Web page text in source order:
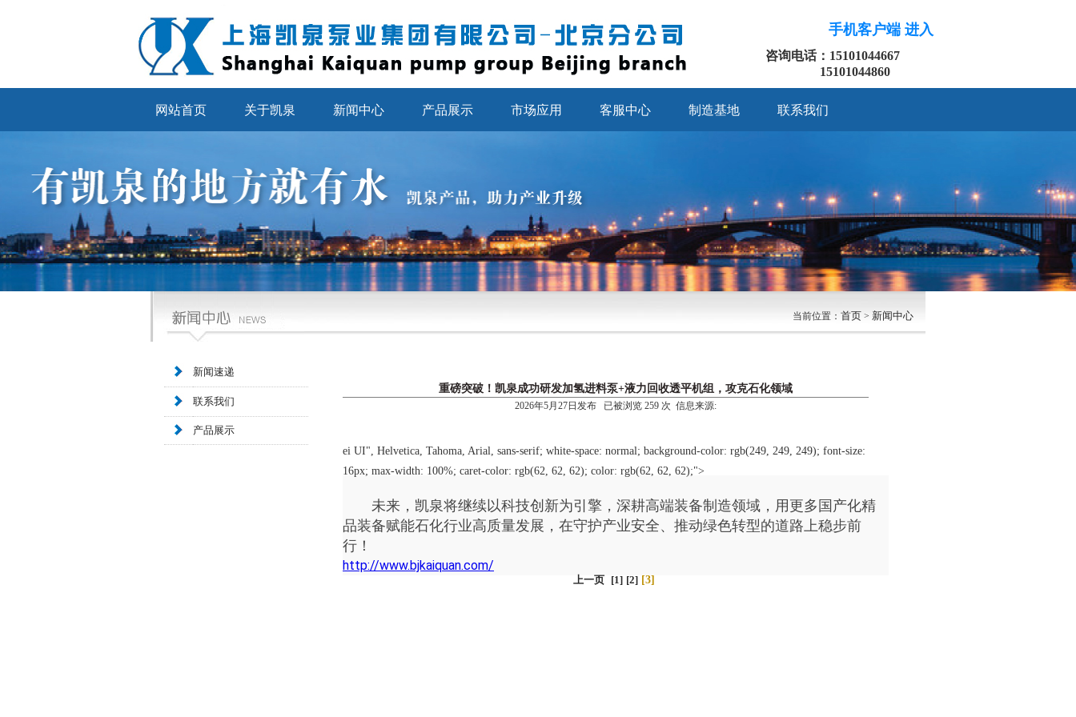
手机客户端 进入
咨询电话：15101044667
15101044860
网站首页 关于凯泉 新闻中心 产品展示 市场应用 客服中心 制造基地 联系我们
当前位置： 首页 > 新闻中心
新闻速递
联系我们
产品展示
重磅突破！凯泉成功研发加氢进料泵+液力回收透平机组，攻克石化领域
2026年5月27日发布 已被浏览 259 次 信息来源:
ei UI", Helvetica, Tahoma, Arial, sans-serif; white-space: normal; background-color: rgb(249, 249, 249); font-size:
16px; max-width: 100%; caret-color: rgb(62, 62, 62); color: rgb(62, 62, 62);">
未来，凯泉将继续以科技创新为引擎，深耕高端装备制造领域，用更多国产化精
品装备赋能石化行业高质量发展，在守护产业安全、推动绿色转型的道路上稳步前
行！
http://www.bjkaiquan.com/
上一页 [1] [2] [3]